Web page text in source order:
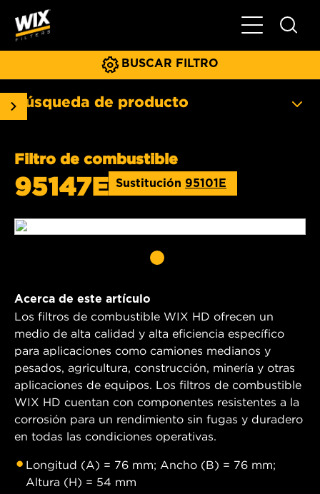
Menú
BUSCAR FILTRO
Búsqueda de producto
Filtro de combustible
95147E Sustitución 95101E
Acerca de este artículo
Los filtros de combustible WIX HD ofrecen un
medio de alta calidad y alta eficiencia específico
para aplicaciones como camiones medianos y
pesados, agricultura, construcción, minería y otras
aplicaciones de equipos. Los filtros de combustible
WIX HD cuentan con componentes resistentes a la
corrosión para un rendimiento sin fugas y duradero
en todas las condiciones operativas.
Longitud (A) = 76 mm; Ancho (B) = 76 mm;
Altura (H) = 54 mm